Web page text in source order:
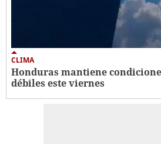
CLIMA
Honduras mantiene
débiles este viernes